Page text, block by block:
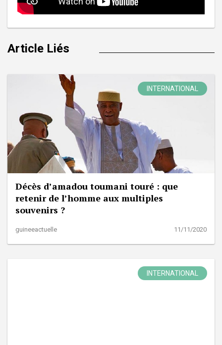
Article Liés
INTERNATIONAL
Décès d’amadou toumani touré : que
retenir de l’homme aux multiples
souvenirs ?
guineeactuelle 11/11/2020
INTERNATIONAL